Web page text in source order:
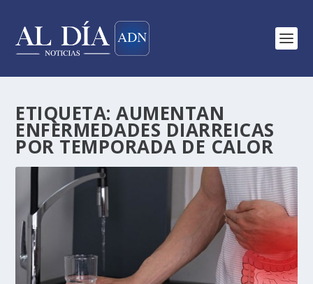
ETIQUETA:AUMENTAN
ENFERMEDADES DIARREICAS
POR TEMPORADA DE CALOR